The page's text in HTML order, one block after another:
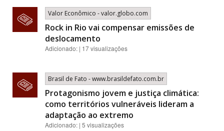
Valor Econômico - valor.globo.com
Rock in Rio vai compensar emissões de
deslocamento
Adicionado: | 17 visualizações
Brasil de Fato - www.brasildefato.com.br
Protagonismo jovem e justiça climática:
como territórios vulneráveis lideram a
adaptação ao extremo
Adicionado: | 5 visualizações